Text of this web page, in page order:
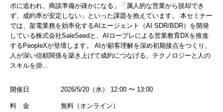
ポに追われ、商談準備が疎かになる」「属人的な営業から脱却でき
ず、成約率が安定しない」といった課題を抱えています。 本セミナー
では、架電業務を効率化するAIエージェント（AI SDR/BDR）を開発
している株式会社SaleSeedと、AIロープレによる営業教育DXを推進
するPeopleXが登壇します。 AIが顧客理解を深め初期接点をつくり、
人が深い信頼関係を築き上げて成約につなげる。テクノロジーと人の
スキルを掛...
開催日 2026/5/20（水） 12:00 〜 13:00
料 金 無料（オンライン）